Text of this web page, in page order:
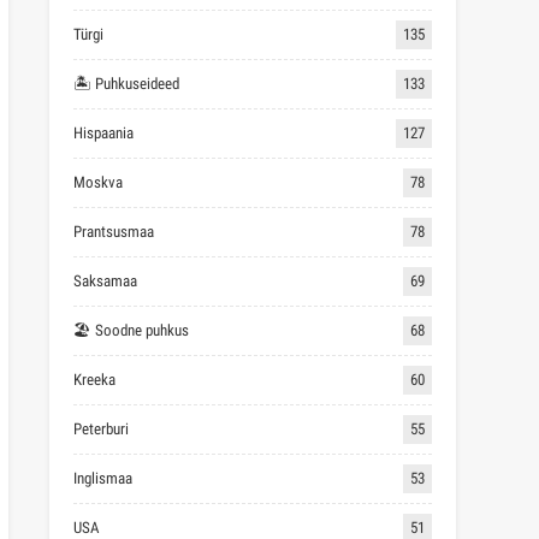
Türgi 135
🏝 Puhkuseideed 133
Hispaania 127
Moskva 78
Prantsusmaa 78
Saksamaa 69
🏖 Soodne puhkus 68
Kreeka 60
Peterburi 55
Inglismaa 53
USA 51